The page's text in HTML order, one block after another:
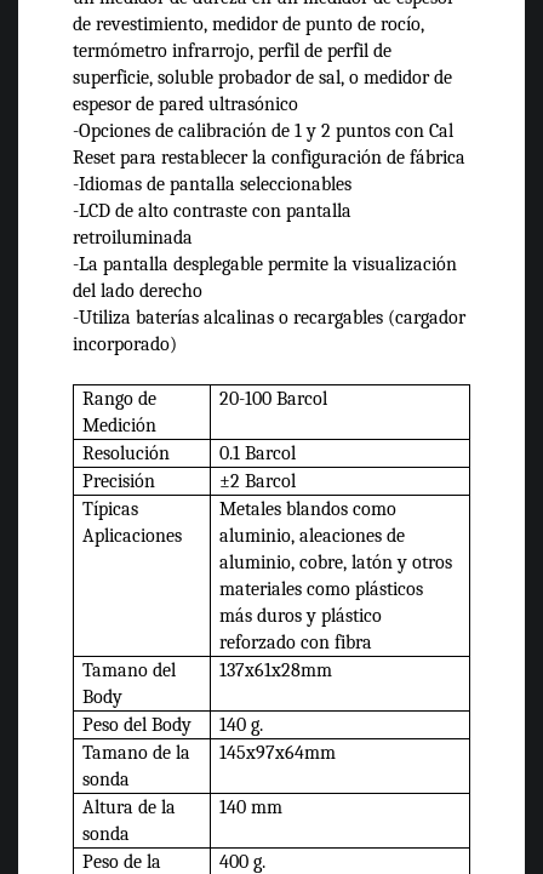
de revestimiento, medidor de punto de rocío,
termómetro infrarrojo, perfil de perfil de
superficie, soluble probador de sal, o medidor de
espesor de pared ultrasónico
-Opciones de calibración de 1 y 2 puntos con Cal
Reset para restablecer la configuración de fábrica
-Idiomas de pantalla seleccionables
-LCD de alto contraste con pantalla
retroiluminada
-La pantalla desplegable permite la visualización
del lado derecho
-Utiliza baterías alcalinas o recargables (cargador
incorporado)
Rango de
Medición
20-100 Barcol
Resolución
0.1 Barcol
Precisión
±2 Barcol
Típicas
Aplicaciones
Metales blandos como
aluminio, aleaciones de
aluminio, cobre, latón y otros
materiales como plásticos
más duros y plástico
reforzado con fibra
Tamano del
Body
137x61x28mm
Peso del Body
140 g.
Tamano de la
sonda
145x97x64mm
Altura de la
sonda
140 mm
Peso de la
400 g.